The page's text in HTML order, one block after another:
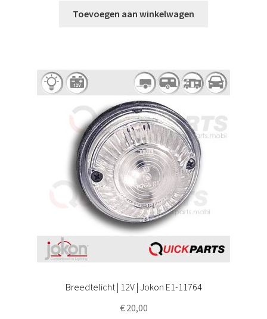
Toevoegen aan winkelwagen
Breedtelicht | 12V | Jokon E1-11764
€20,00